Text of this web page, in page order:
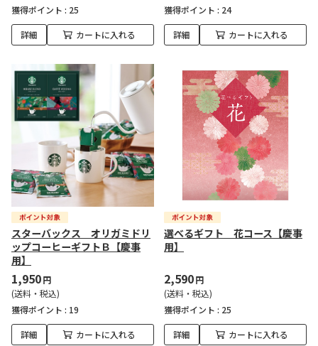
獲得ポイント : 25
詳細 カートに入れる
獲得ポイント : 24
詳細 カートに入れる
スターバックス オリガミドリ
ップコーヒーギフトＢ【慶事
用】
1,950円
(送料・税込)
獲得ポイント : 19
詳細 カートに入れる
選べるギフト 花コース【慶事
用】
2,590円
(送料・税込)
獲得ポイント : 25
詳細 カートに入れる